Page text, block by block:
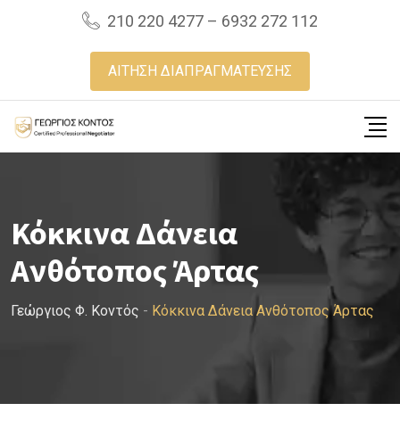
210 220 4277 – 6932 272 112
ΑΙΤΗΣΗ ΔΙΑΠΡΑΓΜΑΤΕΥΣΗΣ
Κόκκινα Δάνεια
Ανθότοπος Άρτας
Γεώργιος Φ. Κοντός - Κόκκινα Δάνεια Ανθότοπος Άρτας